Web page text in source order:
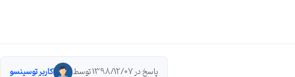
پاسخ در 1398/12/07 توسط کاربر توسینسو